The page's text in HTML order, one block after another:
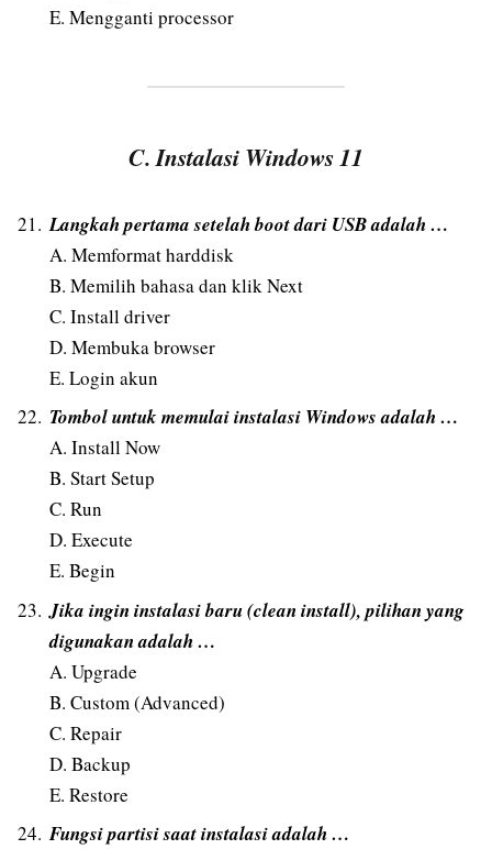
E. Mengganti processor
C. Instalasi Windows 11
Langkah pertama setelah boot dari USB adalah …
A. Memformat harddisk
B. Memilih bahasa dan klik Next
C. Install driver
D. Membuka browser
E. Login akun
Tombol untuk memulai instalasi Windows adalah …
A. Install Now
B. Start Setup
C. Run
D. Execute
E. Begin
Jika ingin instalasi baru (clean install), pilihan yang
digunakan adalah …
A. Upgrade
B. Custom (Advanced)
C. Repair
D. Backup
E. Restore
Fungsi partisi saat instalasi adalah …